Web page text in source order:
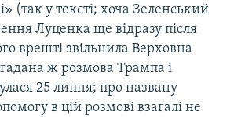
(так у тексті; хоча Зеленський
Луценка ще відразу після
врешті звільнила Верховна
ж розмова Трампа і
25 липня; про названу
в цій розмові взагалі не